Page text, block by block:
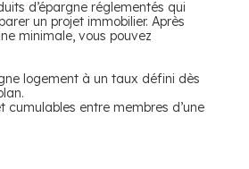
d’épargne réglementés qui
un projet immobilier. Après
minimale, vous pouvez
logement à un taux défini dès
cumulables entre membres d’une